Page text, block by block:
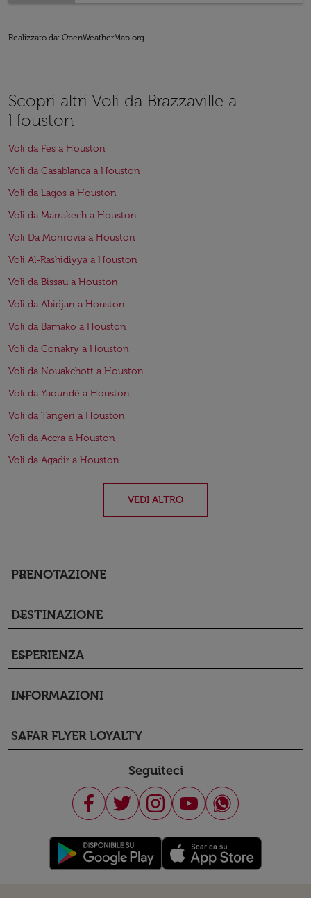
Realizzato da: OpenWeatherMap.org
Scopri altri Voli da Brazzaville a
Houston
Voli da Fes a Houston
Voli da Casablanca a Houston
Voli da Lagos a Houston
Voli da Marrakech a Houston
Voli Da Monrovia a Houston
Voli Al-Rashidiyya a Houston
Voli da Bissau a Houston
Voli da Abidjan a Houston
Voli da Bamako a Houston
Voli da Conakry a Houston
Voli da Nouakchott a Houston
Voli da Yaoundé a Houston
Voli da Tangeri a Houston
Voli da Accra a Houston
Voli da Agadir a Houston
VEDI ALTRO
PRENOTAZIONE
keyboard_arrow_down
DESTINAZIONE
keyboard_arrow_down
ESPERIENZA
keyboard_arrow_down
INFORMAZIONI
keyboard_arrow_down
SAFAR FLYER LOYALTY
keyboard_arrow_down
Seguiteci